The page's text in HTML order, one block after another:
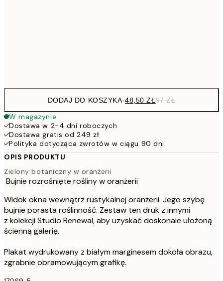
DODAJ DO KOSZYKA-48,50 ZŁ97 ZŁ
W magazynie
Dostawa w 2-4 dni roboczych
Dostawa gratis od 249 zł
Polityka dotycząca zwrotów w ciągu 90 dni
OPIS PRODUKTU
Zielony botaniczny w oranżerii
Bujnie rozrośnięte rośliny w oranżerii
Widok okna wewnątrz rustykalnej oranżerii. Jego szybę
bujnie porasta roślinność. Zestaw ten druk z innymi
z kolekcji Studio Renewal, aby uzyskać doskonale ułożoną
ścienną galerię.
Plakat wydrukowany z białym marginesem dokoła obrazu,
zgrabnie obramowującym grafikę.